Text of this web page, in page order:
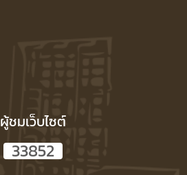
ผู้ชมเว็บไซต์
33852